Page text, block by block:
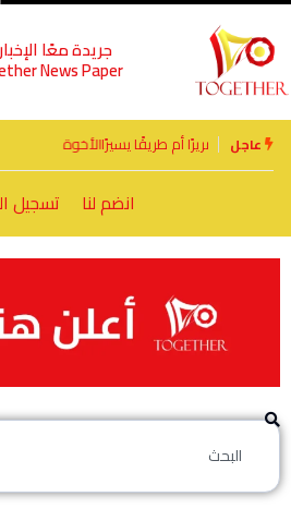
جريدة معًا
News Paper
عاجل الأخوة الأعداء وحتمًا لابد من لقاء
انضم لنا تسجيل